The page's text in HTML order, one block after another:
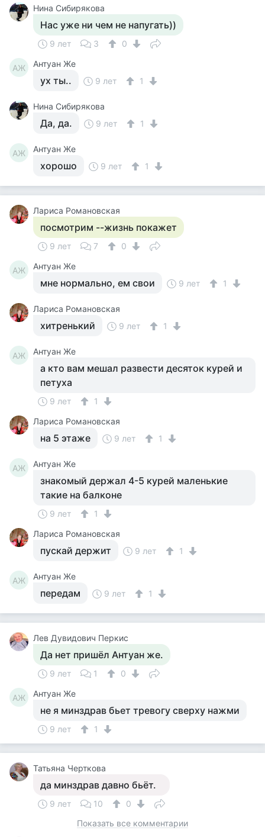
Нина Сибирякова
Нас уже ни чем не напугать))
9 лет 3 0
АЖ Антуан Же
ух ты.. 9 лет 1
Нина Сибирякова
Да, да. 9 лет 1
АЖ Антуан Же
хорошо 9 лет 1
Лариса Романовская
посмотрим --жизнь покажет
9 лет 7 0
АЖ Антуан Же
мне нормально, ем свои 9 лет 1
Лариса Романовская
хитренький 9 лет 1
АЖ Антуан Же
а кто вам мешал развести десяток курей и
петуха
9 лет
1
Лариса Романовская
на 5 этаже 9 лет 1
АЖ Антуан Же
знакомый держал 4-5 курей маленькие
такие на балконе
9 лет
1
Лариса Романовская
пускай держит 9 лет 1
АЖ Антуан Же
передам 9 лет 1
Лев Дувидович Перкис
Да нет пришёл Антуан же.
9 лет 1 0
АЖ Антуан Же
не я минздрав бьет тревогу сверху нажми
9 лет 1
Татьяна Черткова
да минздрав давно бьёт.
9 лет 10
0
Показать все комментарии